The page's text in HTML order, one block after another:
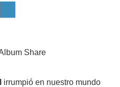
irrumpió en nuestro mundo